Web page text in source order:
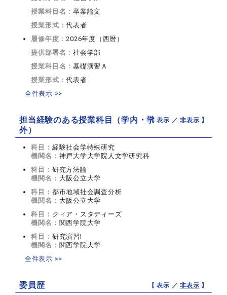
授業科目名：卒業論文
授業形式：代表者
履修年度：2026年度（西暦）
提供部署名：社会学部
授業科目名：基礎演習Ａ
授業形式：代表者
全件表示 >>
担当経験のある授業科目（学内・学
外）
【 表示 ／非表示 】
科目： 経験社会学特殊研究
機関名： 神戸大学大学院人文学研究科
科目： 研究方法論
機関名： 大阪公立大学
科目： 都市地域社会調査分析
機関名： 大阪公立大学
科目： クィア・スタディーズ
機関名： 関西学院大学
科目： 研究演習Ⅰ
機関名： 関西学院大学
全件表示 >>
委員歴 【 表示 ／非表示 】